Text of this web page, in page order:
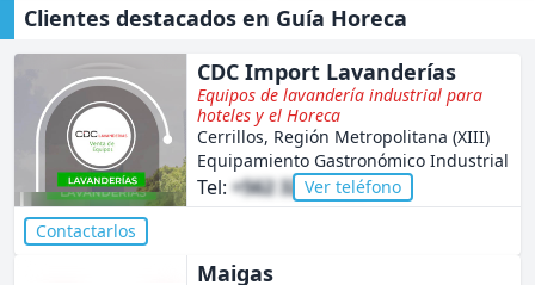
Clientes destacados en Guía Horeca
CDC Import Lavanderías
Equipos de lavandería industrial para
hoteles y el Horeca
Cerrillos, Región Metropolitana (XIII)
Equipamiento Gastronómico Industrial
Tel: +562 3255 5229
Ver teléfono
Contactarlos
Maigas